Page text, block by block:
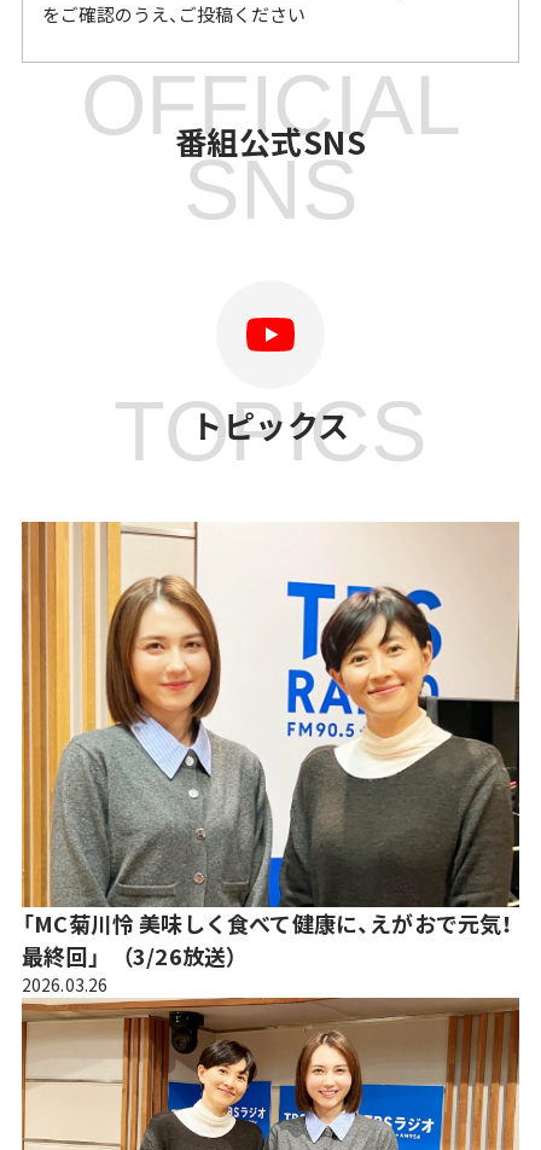
をご確認のうえ、ご投稿ください
番組公式SNS
OFFICIAL
SNS
トピックス
TOPICS
「MC菊川怜 美味しく食べて健康に、えがおで元気！
最終回」 （3/26放送）
2026.03.26